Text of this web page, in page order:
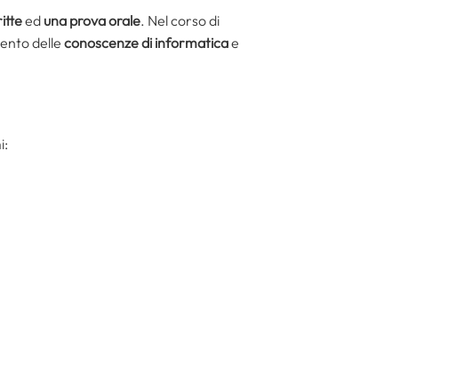
ed una prova orale. Nel corso di
delle conoscenze di informaticae